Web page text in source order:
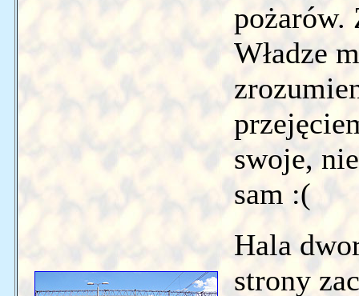
pożarów.
Władze
swoje,
sam :(
Hala
strony